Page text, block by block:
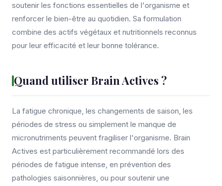
soutenir les fonctions essentielles de l'organisme et
renforcer le bien-être au quotidien. Sa formulation
combine des actifs végétaux et nutritionnels reconnus
pour leur efficacité et leur bonne tolérance.
Quand utiliser Brain Actives ?
La fatigue chronique, les changements de saison, les
périodes de stress ou simplement le manque de
micronutriments peuvent fragiliser l'organisme. Brain
Actives est particulièrement recommandé lors des
périodes de fatigue intense, en prévention des
pathologies saisonnières, ou pour soutenir une